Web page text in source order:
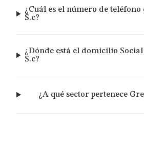
¿Cuál es el número de teléfono
S.c?
¿Dónde está el domicilio
S.c?
¿A qué sector pertenece